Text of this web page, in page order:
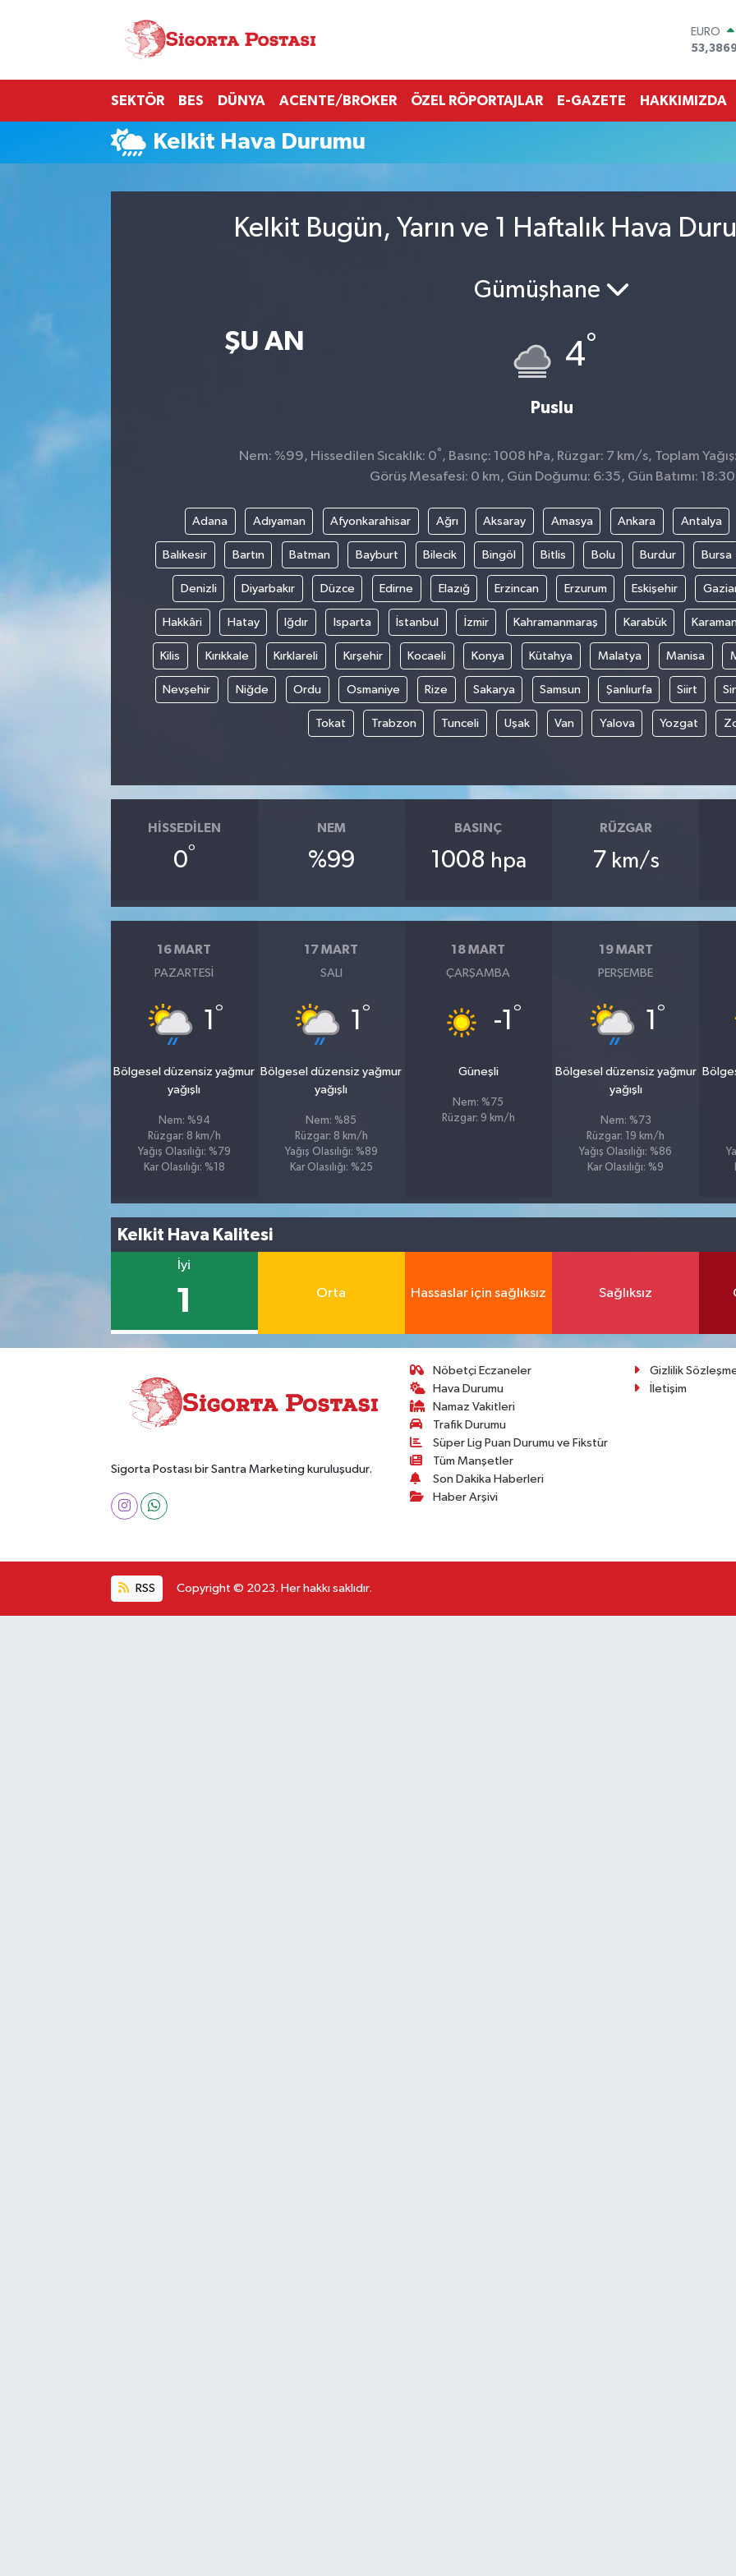
STERLİN
BİST100
SEKTÖR BES DÜNYA ACENTE/BROKER ÖZEL RÖPORTAJLAR E-GAZETE HAKKIMIZDA
Kelkit Hava Durumu
Kelkit Bugün, Yarın ve 1 Haftalık Hava
ŞU AN
Gümüşhane
4°
Puslu
Nem: %99, Hissedilen Sıcaklık: 0° , Basınç: 1008 hPa, Rüzgar: 7 km/s, Toplam
Görüş Mesafesi: 0 km, Gün Doğumu: 6:35, Gün Batımı: 18:30
Adana Adıyaman Afyonkarahisar Ağrı Aksaray Amasya Ankara Antalya
Balıkesir Bartın Batman Bayburt Bilecik Bingöl Bitlis Bolu Burdur Bursa
Denizli Diyarbakır Düzce Edirne Elazığ Erzincan Erzurum Eskişehir
Hakkâri Hatay Iğdır Isparta İstanbul İzmir Kahramanmaraş Karabük
Kilis Kırıkkale Kırklareli Kırşehir Kocaeli Konya Kütahya Malatya Manisa
Nevşehir Niğde Ordu Osmaniye Rize Sakarya Samsun Şanlıurfa Siirt
Tokat Trabzon Tunceli Uşak Van Yalova Yozgat
HISSEDILEN
0°
NEM
%99
BASINÇ
1008 hpa
RÜZGAR
7 km/s
16 MART
PAZARTESI
1 °
Bölgesel düzensiz yağmur
yağışlı
Nem: %94
Rüzgar: 8 km/h
Yağış Olasılığı: %79
Kar Olasılığı: %18
17 MART
SALI
1 °
Bölgesel düzensiz yağmur
yağışlı
Nem: %85
Rüzgar: 8 km/h
Yağış Olasılığı: %89
Kar Olasılığı: %25
18 MART
ÇARŞAMBA
-1 °
Güneşli
Nem: %75
Rüzgar: 9 km/h
19 MART
PERŞEMBE
1 °
Bölgesel düzensiz yağmur
yağışlı
Nem: %73
Rüzgar: 19 km/h
Yağış Olasılığı: %86
Kar Olasılığı: %9
Kelkit Hava Kalitesi
İyi
1 Orta Hassaslar için sağlıksız Sağlıksız
Sigorta Postası bir Santra Marketing kuruluşudur.
Nöbetçi Eczaneler
Hava Durumu
Namaz Vakitleri
Trafik Durumu
Süper Lig Puan Durumu ve Fikstür
Tüm Manşetler
Son Dakika Haberleri
Haber Arşivi
Gizlilik
İletişim
RSS Copyright © 2023. Her hakkı saklıdır.
Nöbetçi Eczaneler
Hava Durumu
Namaz Vakitleri
Süper Lig Puan Durumu ve Fikstür